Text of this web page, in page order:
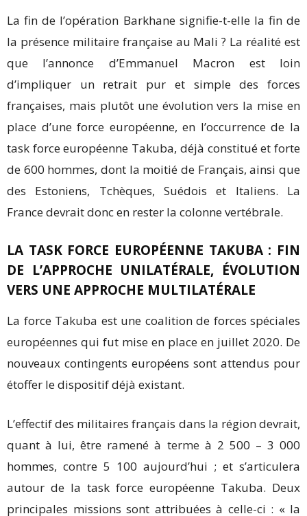
La fin de l’opération Barkhane signifie-t-elle la fin de
la présence militaire française au Mali ? La réalité est
que l’annonce d’Emmanuel Macron est loin
d’impliquer un retrait pur et simple des forces
françaises, mais plutôt une évolution vers la mise en
place d’une force européenne, en l’occurrence de la
task force européenne Takuba, déjà constitué et forte
de 600 hommes, dont la moitié de Français, ainsi que
des Estoniens, Tchèques, Suédois et Italiens. La
France devrait donc en rester la colonne vertébrale.
LA TASK FORCE EUROPÉENNE TAKUBA : FIN
DE L’APPROCHE UNILATÉRALE, ÉVOLUTION
VERS UNE APPROCHE MULTILATÉRALE
La force Takuba est une coalition de forces spéciales
européennes qui fut mise en place en juillet 2020. De
nouveaux contingents européens sont attendus pour
étoffer le dispositif déjà existant.
L’effectif des militaires français dans la région devrait,
quant à lui, être ramené à terme à 2 500 – 3 000
hommes, contre 5 100 aujourd’hui ; et s’articulera
autour de la task force européenne Takuba. Deux
principales missions sont attribuées à celle-ci : « la